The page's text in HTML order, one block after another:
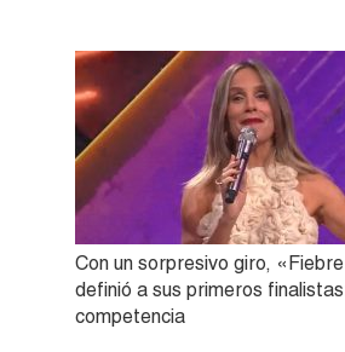
Con un sorpresivo giro,
definió a sus primeros
competencia